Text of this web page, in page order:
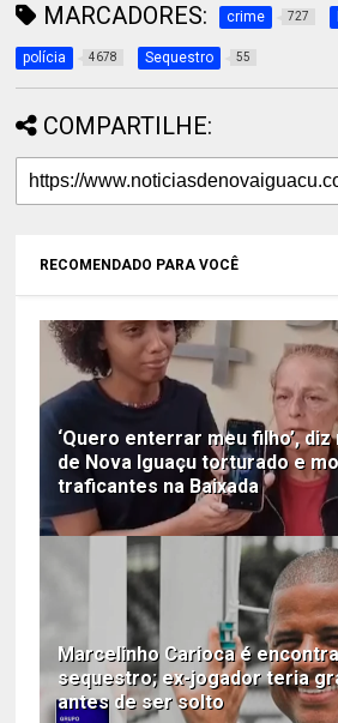
MARCADORES: crime 727
polícia 4678 Sequestro 55
COMPARTILHE:
RECOMENDADO PARA VOCÊ
‘Quero enterrar meu filho’,
de Nova Iguaçu torturado e
traficantes na Baixada
Marcelinho Carioca é
sequestro; ex-jogador teria
antes de ser solto